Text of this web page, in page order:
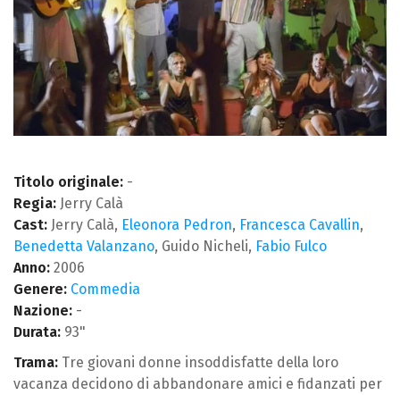
Titolo originale: -
Regia: Jerry Calà
Cast: Jerry Calà, Eleonora Pedron, Francesca Cavallin,
Benedetta Valanzano, Guido Nicheli, Fabio Fulco
Anno: 2006
Genere: Commedia
Nazione: -
Durata: 93"
Trama: Tre giovani donne insoddisfatte della loro
vacanza decidono di abbandonare amici e fidanzati per